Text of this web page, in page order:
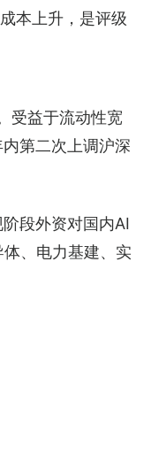
本上升，是评级
受益于流动性宽
第二次上调沪深
段外资对国内AI
、电力基建、实